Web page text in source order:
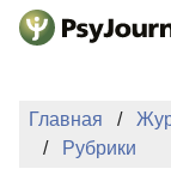
Перейти к
Главная
Рубрики